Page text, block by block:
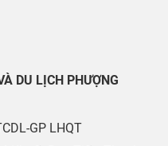
DU LỊCH PHƯỢNG
GP LHQT